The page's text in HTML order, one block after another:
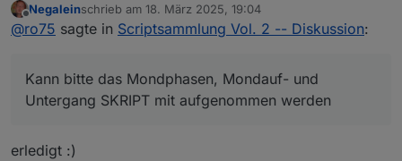
https://forum.iobroker.net/topic/80342/skript-für-
mondphase-mondauf-und-untergang
Für alle die Ersatz benötigen, wenn wechsel von
"DasWetter" vollzogen werden soll oder einfach
Offline
Negaleinschrieb am 18. März 2025, 19:04
zuletzt editiert von
@ro75 sagte in Scriptsammlung Vol. 2 -- Diskussion:
Kann bitte das Mondphasen, Mondauf- und
Untergang SKRIPT mit aufgenommen werden
erledigt :)